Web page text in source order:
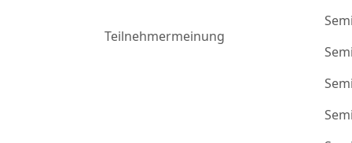
Teilnehmermeinung